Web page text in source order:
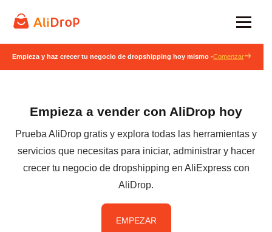
Empieza y haz crecer tu negocio de dropshipping hoy mismo -Comenzar
Empieza a vender con AliDrop hoy
Prueba AliDrop gratis y explora todas las herramientas y
servicios que necesitas para iniciar, administrar y hacer
crecer tu negocio de dropshipping en AliExpress con
AliDrop.
EMPEZAR